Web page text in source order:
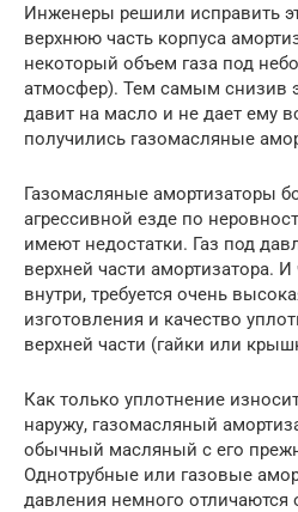
Инженеры решили исправить
верхнюю часть корпуса
некоторый объем газа под
атмосфер). Тем самым снизив
давит на масло и не дает ему
получились газомасляные
Газомасляные амортизаторы
агрессивной езде по
имеют недостатки. Газ под
верхней части амортизатора.
внутри, требуется очень
изготовления и качество
верхней части (гайки или
Как только уплотнение
наружу, газомасляный
обычный масляный с его
Однотрубные или газовые
давления немного отличаются